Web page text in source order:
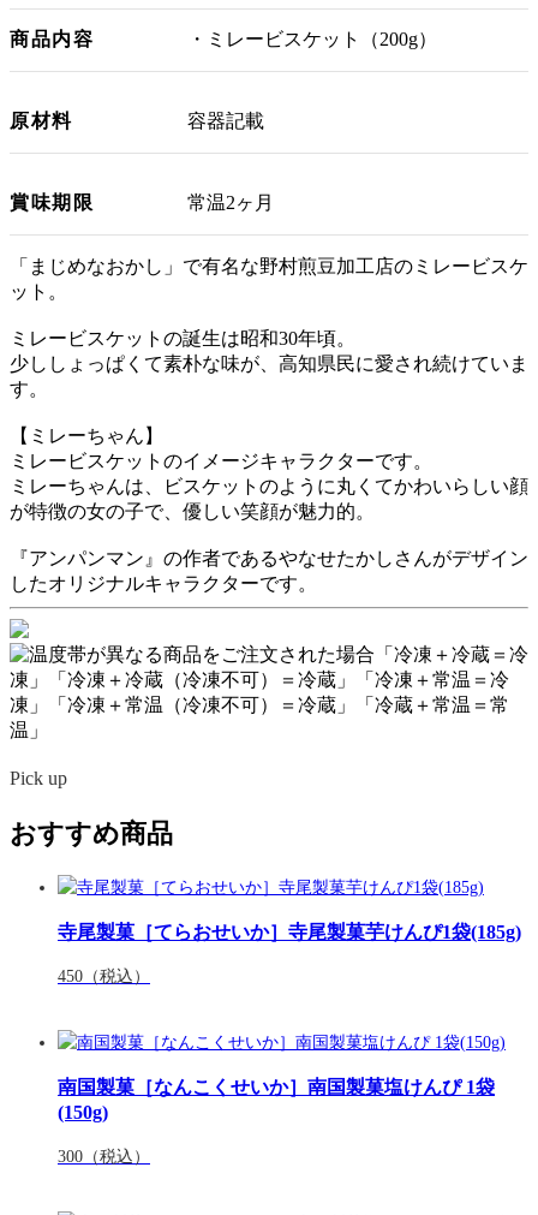
商品内容 ・ミレービスケット（200g）
原材料 容器記載
賞味期限 常温2ヶ月
「まじめなおかし」で有名な野村煎豆加工店のミレービスケ
ット。
ミレービスケットの誕生は昭和30年頃。
少ししょっぱくて素朴な味が、高知県民に愛され続けていま
す。
【ミレーちゃん】
ミレービスケットのイメージキャラクターです。
ミレーちゃんは、ビスケットのように丸くてかわいらしい顔
が特徴の女の子で、優しい笑顔が魅力的。
『アンパンマン』の作者であるやなせたかしさんがデザイン
したオリジナルキャラクターです。
Pick up
おすすめ商品
寺尾製菓［てらおせいか］寺尾製菓芋けんぴ1袋(185g)
450 （税込）
南国製菓［なんこくせいか］南国製菓塩けんぴ 1袋
(150g)
300 （税込）